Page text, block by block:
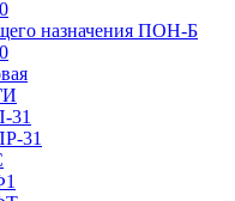
назначения ПОН-Б
31
31